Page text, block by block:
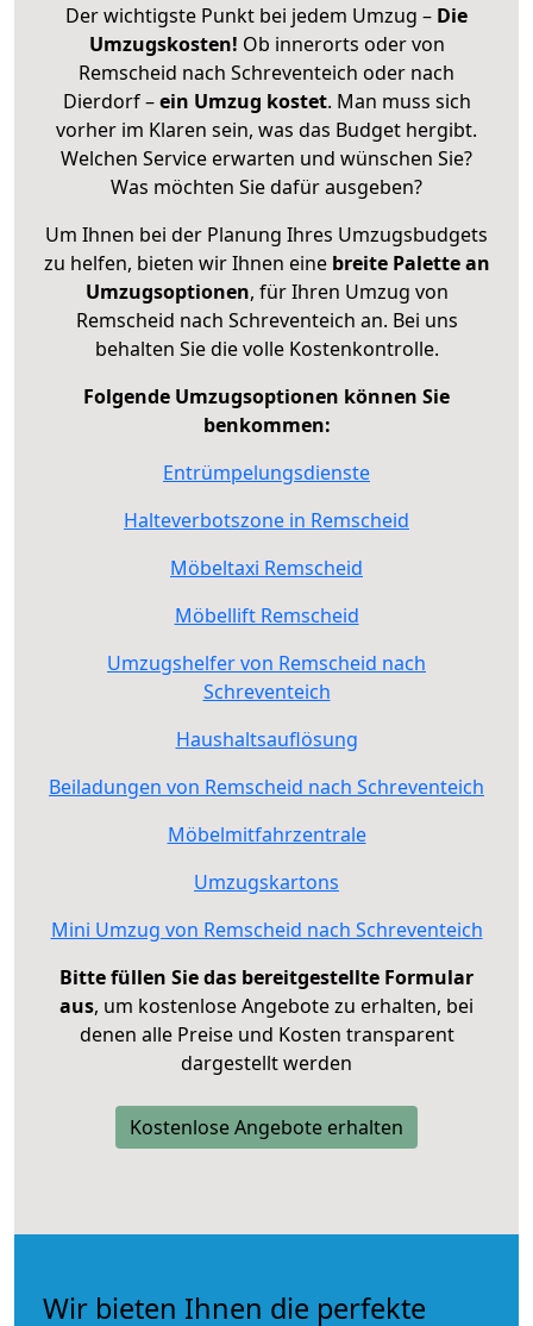
Der wichtigste Punkt bei jedem Umzug – Die
Umzugskosten! Ob innerorts oder von
Remscheid nach Schreventeich oder nach
Dierdorf –ein Umzug kostet. Man muss sich
vorher im Klaren sein, was das Budget hergibt.
Welchen Service erwarten und wünschen Sie?
Was möchten Sie dafür ausgeben?
Um Ihnen bei der Planung Ihres Umzugsbudgets
zu helfen, bieten wir Ihnen eine breite Palette an
Umzugsoptionen, für Ihren Umzug von
Remscheid nach Schreventeich an. Bei uns
behalten Sie die volle Kostenkontrolle.
Folgende Umzugsoptionen können Sie
benkommen:
Entrümpelungsdienste
Halteverbotszone in Remscheid
Möbeltaxi Remscheid
Möbellift Remscheid
Umzugshelfer von Remscheid nach
Schreventeich
Haushaltsauflösung
Beiladungen von Remscheid nach Schreventeich
Möbelmitfahrzentrale
Umzugskartons
Mini Umzug von Remscheid nach Schreventeich
Bitte füllen Sie das bereitgestellte Formular
aus, um kostenlose Angebote zu erhalten, bei
denen alle Preise und Kosten transparent
dargestellt werden
Kostenlose Angebote erhalten
Wir bieten Ihnen die perfekte